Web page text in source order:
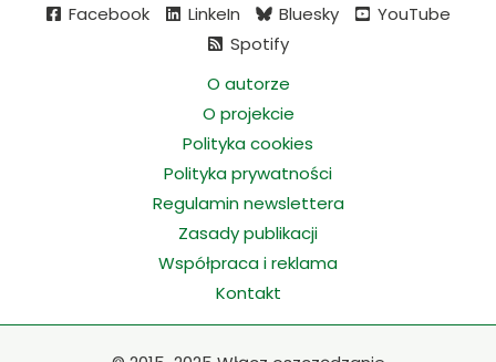
Facebook
LinkeIn Bluesky
YouTube
Spotify
O autorze
O projekcie
Polityka cookies
Polityka prywatności
Regulamin newslettera
Zasady publikacji
Współpraca i reklama
Kontakt